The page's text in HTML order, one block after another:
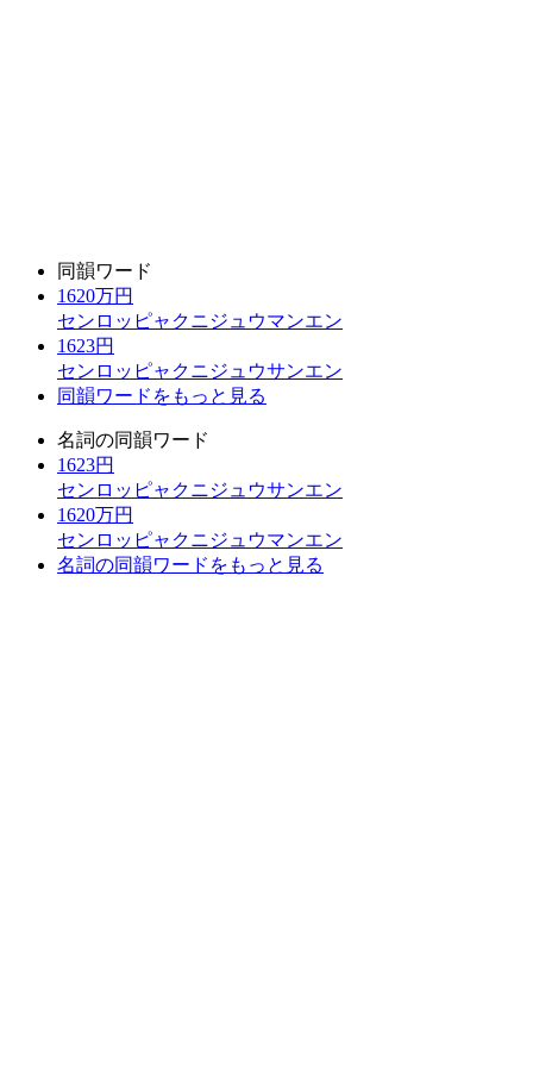
同韻ワード
1620万円
センロッピャクニジュウマンエン
1623円
センロッピャクニジュウサンエン
同韻ワードをもっと見る
名詞の同韻ワード
1623円
センロッピャクニジュウサンエン
1620万円
センロッピャクニジュウマンエン
名詞の同韻ワードをもっと見る